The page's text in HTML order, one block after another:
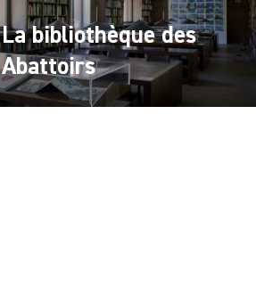
La bibliothèque des
Abattoirs